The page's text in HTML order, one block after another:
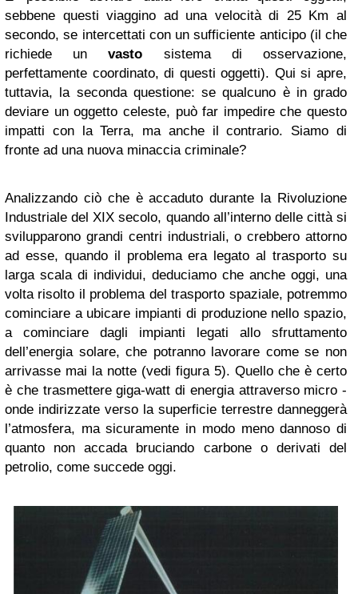
sebbene questi viaggino ad una velocità di 25 Km al
secondo, se intercettati con un sufficiente anticipo (il che
richiede unvasto sistema di osservazione,
perfettamente coordinato, di questi oggetti). Qui si apre,
tuttavia, la seconda questione: se qualcuno è in grado
deviare un oggetto celeste, può far impedire che questo
impatti con la Terra, ma anche il contrario. Siamo di
fronte ad una nuova minaccia criminale?
Analizzando ciò che è accaduto durante la Rivoluzione
Industriale del XIX secolo, quando all’interno delle città si
svilupparono grandi centri industriali, o crebbero attorno
ad esse, quando il problema era legato al trasporto su
larga scala di individui, deduciamo che anche oggi, una
volta risolto il problema del trasporto spaziale, potremmo
cominciare a ubicare impianti di produzione nello spazio,
a cominciare dagli impianti legati allo sfruttamento
dell’energia solare, che potranno lavorare come se non
arrivasse mai la notte (vedi figura 5). Quello che è certo
è che trasmettere giga-watt di energia attraverso micro -
onde indirizzate verso la superficie terrestre danneggerà
l’atmosfera, ma sicuramente in modo meno dannoso di
quanto non accada bruciando carbone o derivati del
petrolio, come succede oggi.